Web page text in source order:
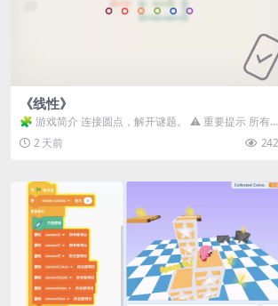
《线性》
🧩 游戏简介 连接圆点，解开谜题。 ⚠️ 重要提示 所有
关卡均可通关，请确保使用...
2 天前 242